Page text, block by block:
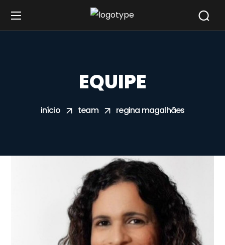
EQUIPE
início team regina magalhães